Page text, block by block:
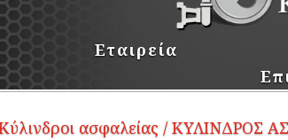
Εταιρεία
ασφαλείας / ΚΥΛΙΝΔΡΟΣ